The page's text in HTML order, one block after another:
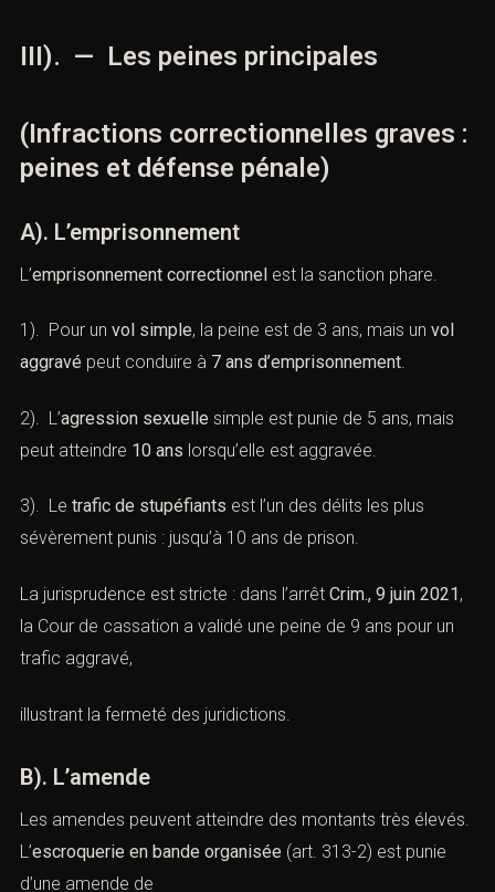
(Infractions correctionnelles graves
A). L’emprisonnement
1). Pour un vol simple , la peine est de 3 ans, mais un
2). L’agression sexuellesimple est punie de 5 ans, mais
3). Letrafic de stupéfiants est l’un des délits les plus
La jurisprudence est stricte : dans l’arrêtCrim., 9 juin
2021 , la Cour de cassation a validé une peine de 9 ans
B). L’amende
Les amendes peuvent atteindre des montants très
élevés. L’escroquerie en bande organisée